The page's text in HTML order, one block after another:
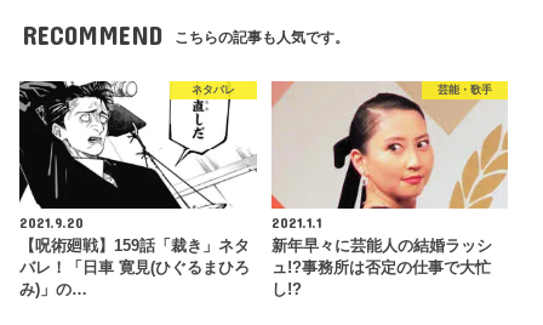
RECOMMEND こちらの記事も人気です。
ネタバレ
2021.9.20
【呪術廻戦】159話「裁き」ネタ
バレ！「日車 寛見(ひぐるまひろ
み)」の…
芸能・歌手
2021.1.1
新年早々に芸能人の結婚ラッシ
ュ!?事務所は否定の仕事で大忙
し!?